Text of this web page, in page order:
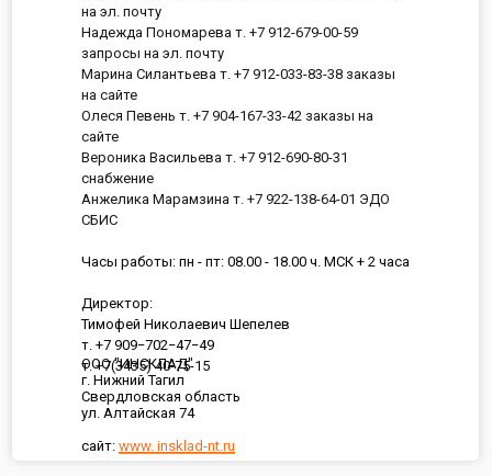
ООО "ИНСКЛАД"
г. Нижний Тагил
Свердловская область
ул. Алтайская 74
сайт: www. insklad-nt.ru
на эл. почту
Надежда Пономарева т. +7 912-679-00-59
запросы на эл. почту
Марина Силантьева т. +7 912-033-83-38 заказы
на сайте
Олеся Певень т. +7 904-167-33-42 заказы на
сайте
Вероника Васильева т. +7 912-690-80-31
снабжение
Анжелика Марамзина т. +7 922-138-64-01 ЭДО
СБИС
Часы работы: пн - пт: 08.00 - 18.00 ч. МСК + 2 часа
Директор:
Тимофей Николаевич Шепелев
т. +7 909−702−47−49
т. +7(3435) 40-75-15